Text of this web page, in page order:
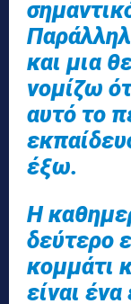
και μια
νομίζω
αυτό το
έξω.
Η
δεύτερο
κομμάτι
είναι